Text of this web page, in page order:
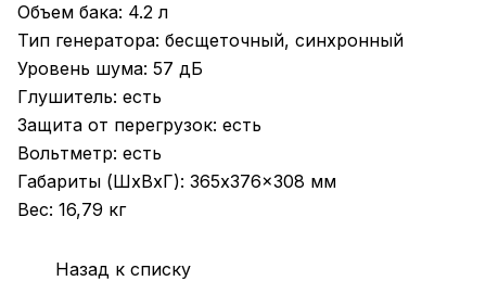
Объем бака: 4.2 л
Тип генератора: бесщеточный, синхронный
Уровень шума: 57 дБ
Глушитель: есть
Защита от перегрузок: есть
Вольтметр: есть
Габариты (ШхВхГ): 365x376x308 мм
Вес: 16,79 кг
Назад к списку